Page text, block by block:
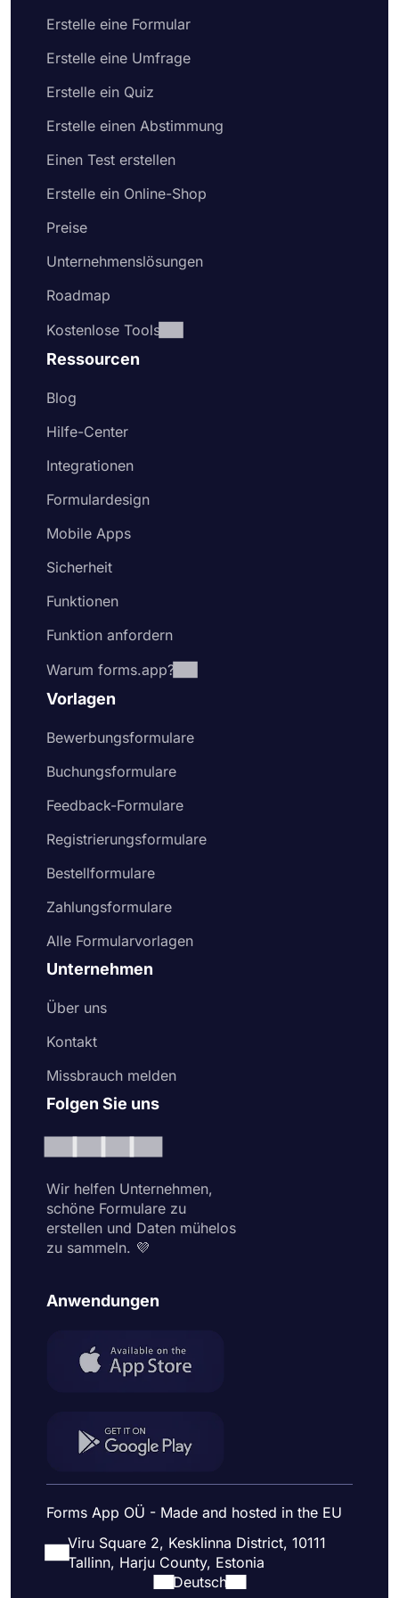
Erstelle eine Formular
Erstelle eine Umfrage
Erstelle ein Quiz
Erstelle einen Abstimmung
Einen Test erstellen
Erstelle ein Online-Shop
Preise
Unternehmenslösungen
Roadmap
Kostenlose Tools
Ressourcen
Blog
Hilfe-Center
Integrationen
Formulardesign
Mobile Apps
Sicherheit
Funktionen
Funktion anfordern
Warum forms.app?
Vorlagen
Bewerbungsformulare
Buchungsformulare
Feedback-Formulare
Registrierungsformulare
Bestellformulare
Zahlungsformulare
Alle Formularvorlagen
Unternehmen
Über uns
Kontakt
Missbrauch melden
Folgen Sie uns
Wir helfen Unternehmen,
schöne Formulare zu
erstellen und Daten mühelos
zu sammeln. 💜
Anwendungen
Forms App OÜ - Made and hosted in the EU
Viru Square 2, Kesklinna District, 10111
Tallinn, Harju County, Estonia
Deutsch